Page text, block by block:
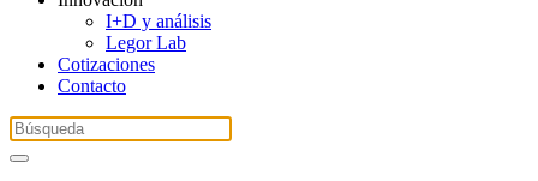
I+D y análisis
Legor Lab
Cotizaciones
Contacto